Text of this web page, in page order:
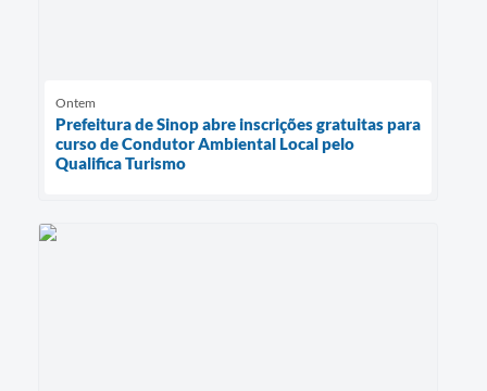
Ontem
Prefeitura de Sinop abre inscrições gratuitas para
curso de Condutor Ambiental Local pelo
Qualifica Turismo